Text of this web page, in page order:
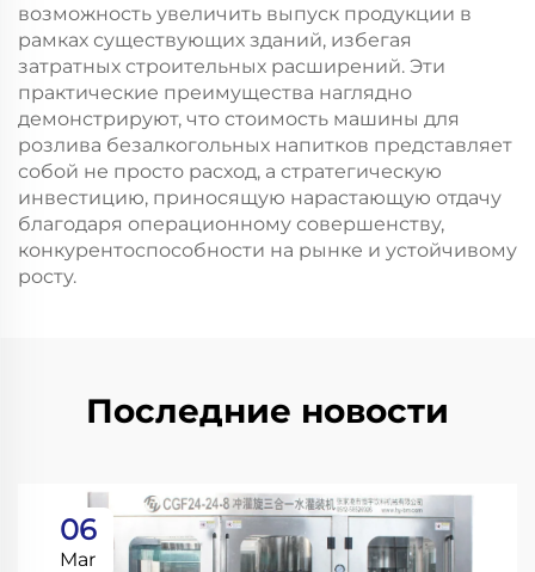
возможность увеличить выпуск продукции в
рамках существующих зданий, избегая
затратных строительных расширений. Эти
практические преимущества наглядно
демонстрируют, что стоимость машины для
розлива безалкогольных напитков представляет
собой не просто расход, а стратегическую
инвестицию, приносящую нарастающую отдачу
благодаря операционному совершенству,
конкурентоспособности на рынке и устойчивому
росту.
Последние новости
06
Mar